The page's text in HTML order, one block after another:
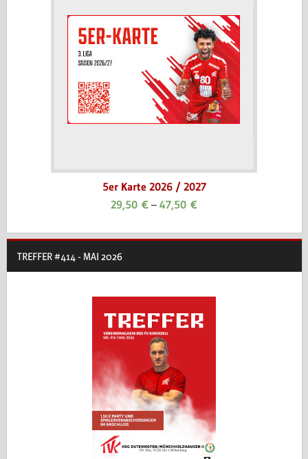
5er Karte 2026 / 2027
29,50 € – 47,50 €
TREFFER #414 - MAI 2026